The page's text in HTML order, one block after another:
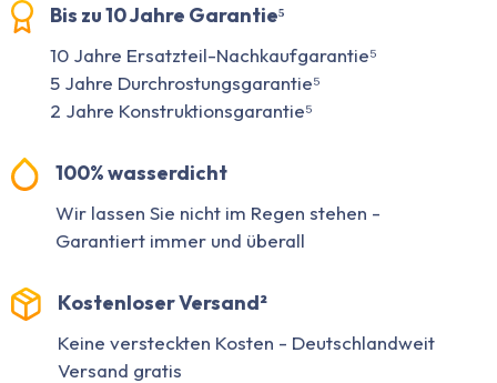
Bis zu 10 Jahre Garantie⁵
10 Jahre Ersatzteil-Nachkaufgarantie⁵
5 Jahre Durchrostungsgarantie⁵
2 Jahre Konstruktionsgarantie⁵
100% wasserdicht
Wir lassen Sie nicht im Regen stehen -
Garantiert immer und überall
Kostenloser Versand²
Keine versteckten Kosten - Deutschlandweit
Versand gratis